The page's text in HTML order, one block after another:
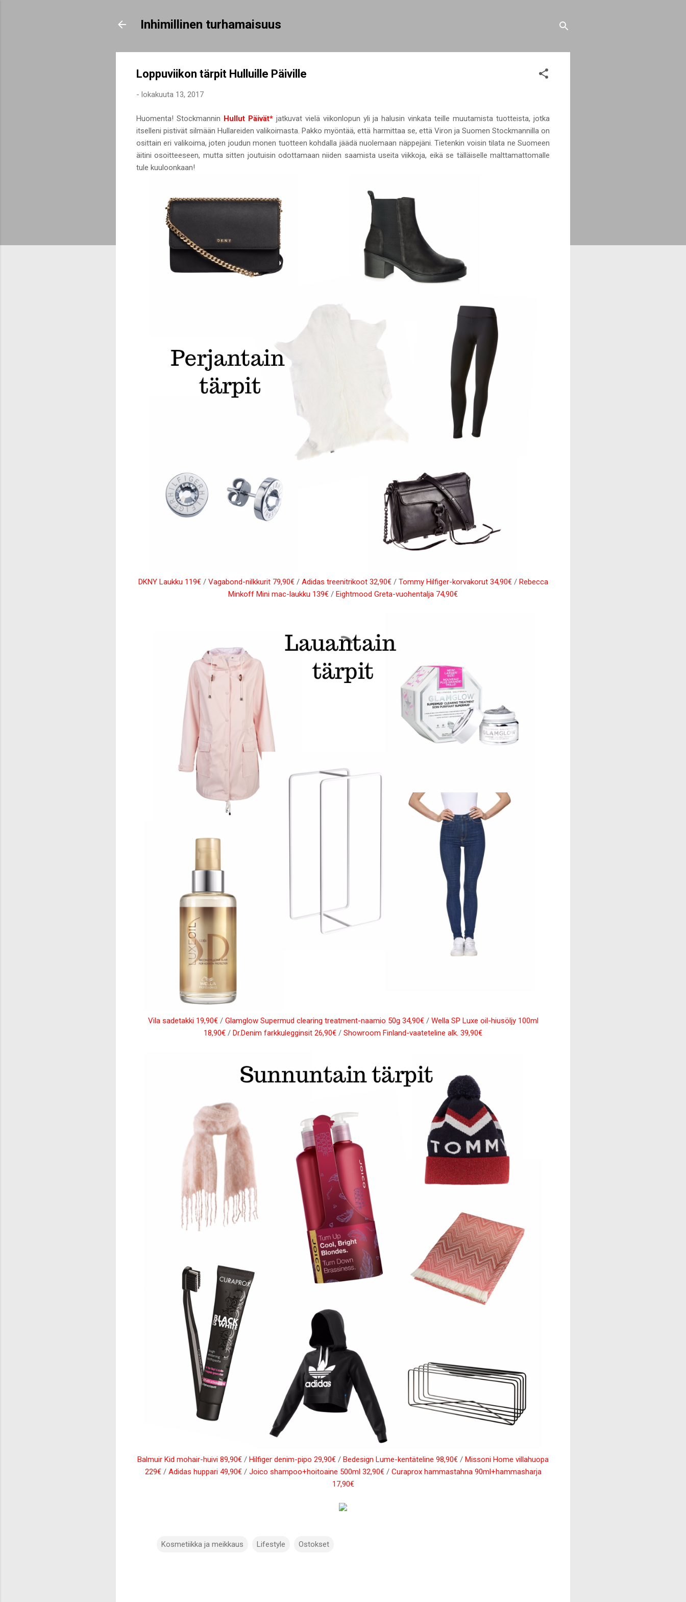
Inhimillinen turhamaisuus
Loppuviikon tärpit Hulluille Päiville
- lokakuuta 13, 2017
Huomenta! Stockmannin Hullut Päivät* jatkuvat vielä viikonlopun yli ja halusin vinkata teille muutamista tuotteista, jotka
itselleni pistivät silmään Hullareiden valikoimasta. Pakko myöntää, että harmittaa se, että Viron ja Suomen Stockmannilla on
osittain eri valikoima, joten joudun monen tuotteen kohdalla jäädä nuolemaan näppejäni. Tietenkin voisin tilata ne Suomeen
äitini osoitteeseen, mutta sitten joutuisin odottamaan niiden saamista useita viikkoja, eikä se tälläiselle malttamattomalle
tule kuuloonkaan!
DKNY Laukku 119€/ Vagabond-nilkkurit 79,90€/ Adidas treenitrikoot 32,90€/ Tommy Hilfiger-korvakorut 34,90€/ Rebecca
Minkoff Mini mac-laukku 139€ / Eightmood Greta-vuohentalja 74,90€
Vila sadetakki 19,90€/ Glamglow Supermud clearing treatment-naamio 50g 34,90€/ Wella SP Luxe oil-hiusöljy 100ml
18,90€ / Dr.Denim farkkulegginsit 26,90€ / Showroom Finland-vaateteline alk. 39,90€
Balmuir Kid mohair-huivi 89,90€ / Hilfiger denim-pipo 29,90€ / Bedesign Lume-kentäteline 98,90€ / Missoni Home villahuopa
229€/ Adidas huppari 49,90€/ Joico shampoo+hoitoaine 500ml 32,90€/ Curaprox hammastahna 90ml+hammasharja
17,90€
Kosmetiikka ja meikkaus Lifestyle Ostokset